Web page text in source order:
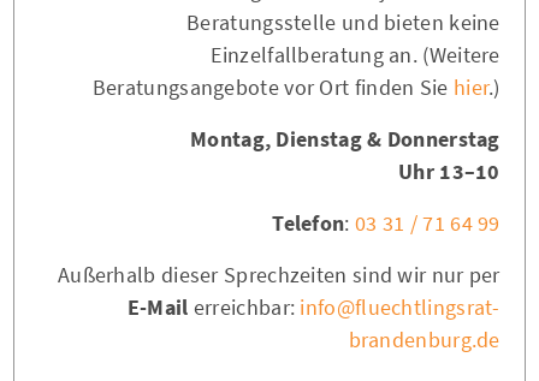
Beratungsstelle und bieten keine
Einzelfallberatung an. (Weitere
Beratungsangebote vor Ort finden Sie hier.)
Montag, Dienstag & Donnerstag
10–13 Uhr
Telefon: 03 31 / 71 64 99
Außerhalb dieser Sprechzeiten sind wir nur per
E-Mail erreichbar: info@fluechtlingsrat-
brandenburg.de